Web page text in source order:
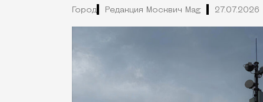
Город Редакция Москвич Mag 27.07.2026